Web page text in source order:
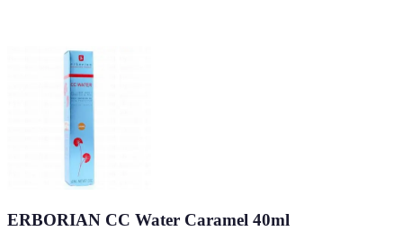
ERBORIAN CC Water Caramel 40ml